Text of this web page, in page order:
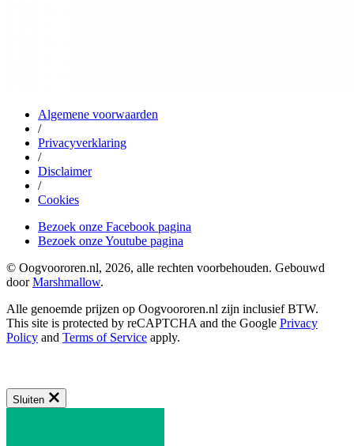
Algemene voorwaarden
/
Privacyverklaring
/
Disclaimer
/
Cookies
Bezoek onze Facebook pagina
Bezoek onze Youtube pagina
© Oogvoororen.nl, 2026, alle rechten voorbehouden. Gebouwd
doorMarshmallow.
Alle genoemde prijzen op Oogvoororen.nl zijn inclusief BTW.
This site is protected by reCAPTCHA and the Google Privacy
Policy and Terms of Service apply.
Sluiten